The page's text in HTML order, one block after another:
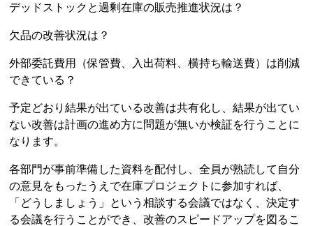
デッドストックと過剰在庫の販売推進状況は？
欠品の改善状況は？
外部委託費用（保管費、入出荷料、横持ち輸送費）は削減
できている？
予定どおり結果が出ている改善は共有化し、結果が出てい
ない改善は計画の進め方に問題が無いか検証を行うことに
なります。
各部門が事前準備した資料を配付し、全員が熟読して自分
の意見をもったうえで在庫プロジェクトに参加すれば、
「どうしましょう」という相談する会議ではなく、決定す
る会議を行うことができ、改善のスピードアップを図るこ